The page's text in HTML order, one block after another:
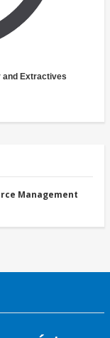
and Extractives
Management